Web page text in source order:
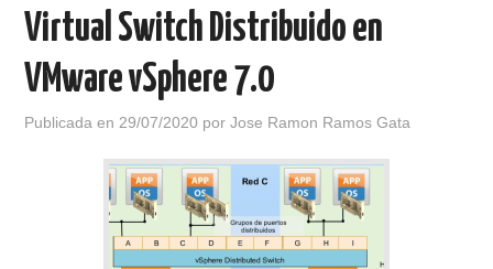
Virtual Switch Distribuido en
VMware vSphere 7.0
Publicada en 29/07/2020 porJose Ramon Ramos Gata